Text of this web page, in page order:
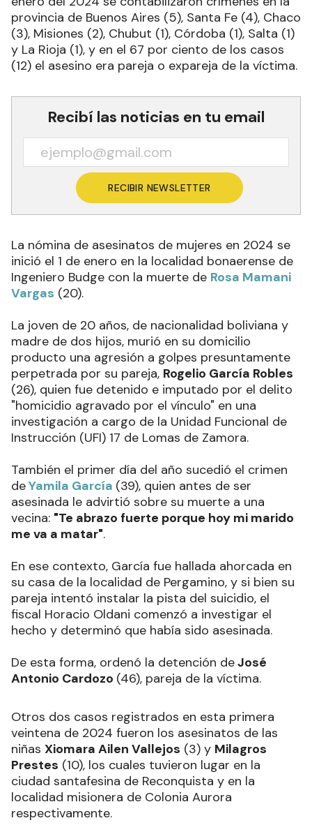
provincia de Buenos Aires (5), Santa Fe (4), Chaco
(3), Misiones (2), Chubut (1), Córdoba (1), Salta (1)
y La Rioja (1), y en el 67 por ciento de los casos
(12) el asesino era pareja o expareja de la víctima.
Recibí las noticias en tu email
RECIBIR NEWSLETTER
La nómina de asesinatos de mujeres en 2024 se
inició el 1 de enero en la localidad bonaerense de
Ingeniero Budge con la muerte de Rosa Mamani
Vargas (20).
La joven de 20 años, de nacionalidad boliviana y
madre de dos hijos, murió en su domicilio
producto una agresión a golpes presuntamente
perpetrada por su pareja, Rogelio García Robles
(26), quien fue detenido e imputado por el delito
"homicidio agravado por el vínculo" en una
investigación a cargo de la Unidad Funcional de
Instrucción (UFI) 17 de Lomas de Zamora.
También el primer día del año sucedió el crimen
deYamila García (39), quien antes de ser
asesinada le advirtió sobre su muerte a una
vecina: "Te abrazo fuerte porque hoy mi marido
me va a matar".
En ese contexto, García fue hallada ahorcada en
su casa de la localidad de Pergamino, y si bien su
pareja intentó instalar la pista del suicidio, el
fiscal Horacio Oldani comenzó a investigar el
hecho y determinó que había sido asesinada.
De esta forma, ordenó la detención deJosé
Antonio Cardozo (46), pareja de la víctima.
Otros dos casos registrados en esta primera
veintena de 2024 fueron los asesinatos de las
niñas Xiomara Ailen Vallejos (3) y Milagros
Prestes (10), los cuales tuvieron lugar en la
ciudad santafesina de Reconquista y en la
localidad misionera de Colonia Aurora
respectivamente.